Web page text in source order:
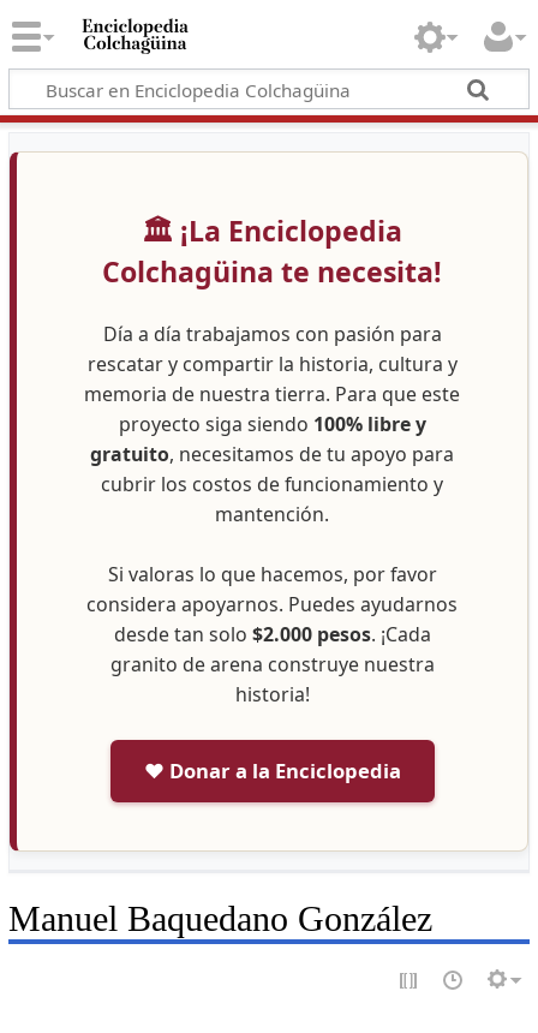
🏛️ ¡La Enciclopedia
Colchagüina te necesita!
Día a día trabajamos con pasión para
rescatar y compartir la historia, cultura y
memoria de nuestra tierra. Para que este
proyecto siga siendo 100% libre y
gratuito, necesitamos de tu apoyo para
cubrir los costos de funcionamiento y
mantención.
Si valoras lo que hacemos, por favor
considera apoyarnos. Puedes ayudarnos
desde tan solo $2.000 pesos. ¡Cada
granito de arena construye nuestra
historia!
❤️ Donar a la Enciclopedia
Manuel Baquedano González